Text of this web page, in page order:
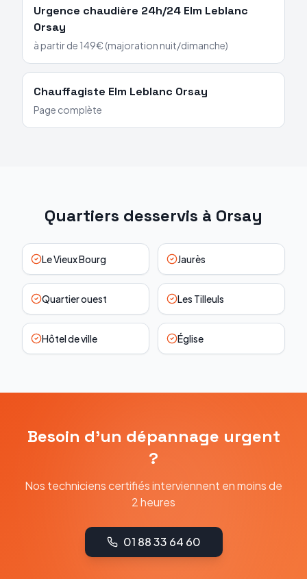
Urgence chaudière 24h/24 Elm Leblanc
Orsay
à partir de 149€ (majoration nuit/dimanche)
Chauffagiste Elm Leblanc Orsay
Page complète
Quartiers desservis à Orsay
Le Vieux Bourg Jaurès
Quartier ouest Les Tilleuls
Hôtel de ville Église
Besoin d'un dépannage urgent
?
Nos techniciens certifiés interviennent en moins de
2 heures
01 88 33 64 60